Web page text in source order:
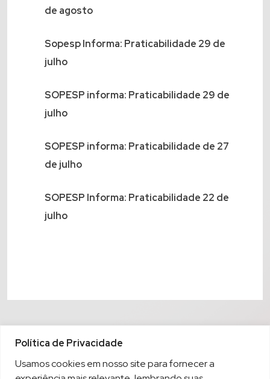
Política de Privacidade
Usamos cookies em nosso site para fornecer a
de agosto
Sopesp Informa: Praticabilidade 29 de
julho
SOPESP informa: Praticabilidade 29 de
julho
SOPESP informa: Praticabilidade de 27
de julho
SOPESP Informa: Praticabilidade 22 de
julho